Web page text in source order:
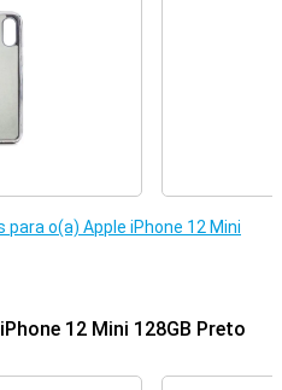
o(a) Apple iPhone 12 Mini
12 Mini 128GB Preto